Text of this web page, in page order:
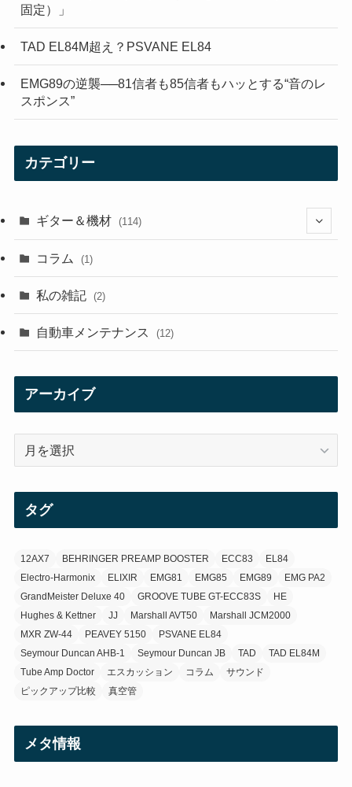
固定）」
TAD EL84M超え？PSVANE EL84
EMG89の逆襲──81信者も85信者もハッとする“音のレ
スポンス”
カテゴリー
ギター＆機材 (114)
(29)
(21)
(3)
(3)
コラム (1)
私の雑記 (2)
自動車メンテナンス (12)
アーカイブ
タグ
12AX7 BEHRINGER PREAMP BOOSTER ECC83
EL84
Electro-Harmonix
ELIXIR EMG81 EMG85 EMG89
EMG PA2
GrandMeister Deluxe 40
GROOVE TUBE GT-ECC83S
HE
Hughes & Kettner
JJ Marshall AVT50
Marshall JCM2000
MXR ZW-44
PEAVEY 5150
PSVANE EL84
Seymour Duncan AHB-1
Seymour Duncan JB TAD
TAD EL84M
Tube Amp Doctor
エスカッション コラム
サウンド
ピックアップ比較
真空管
メタ情報